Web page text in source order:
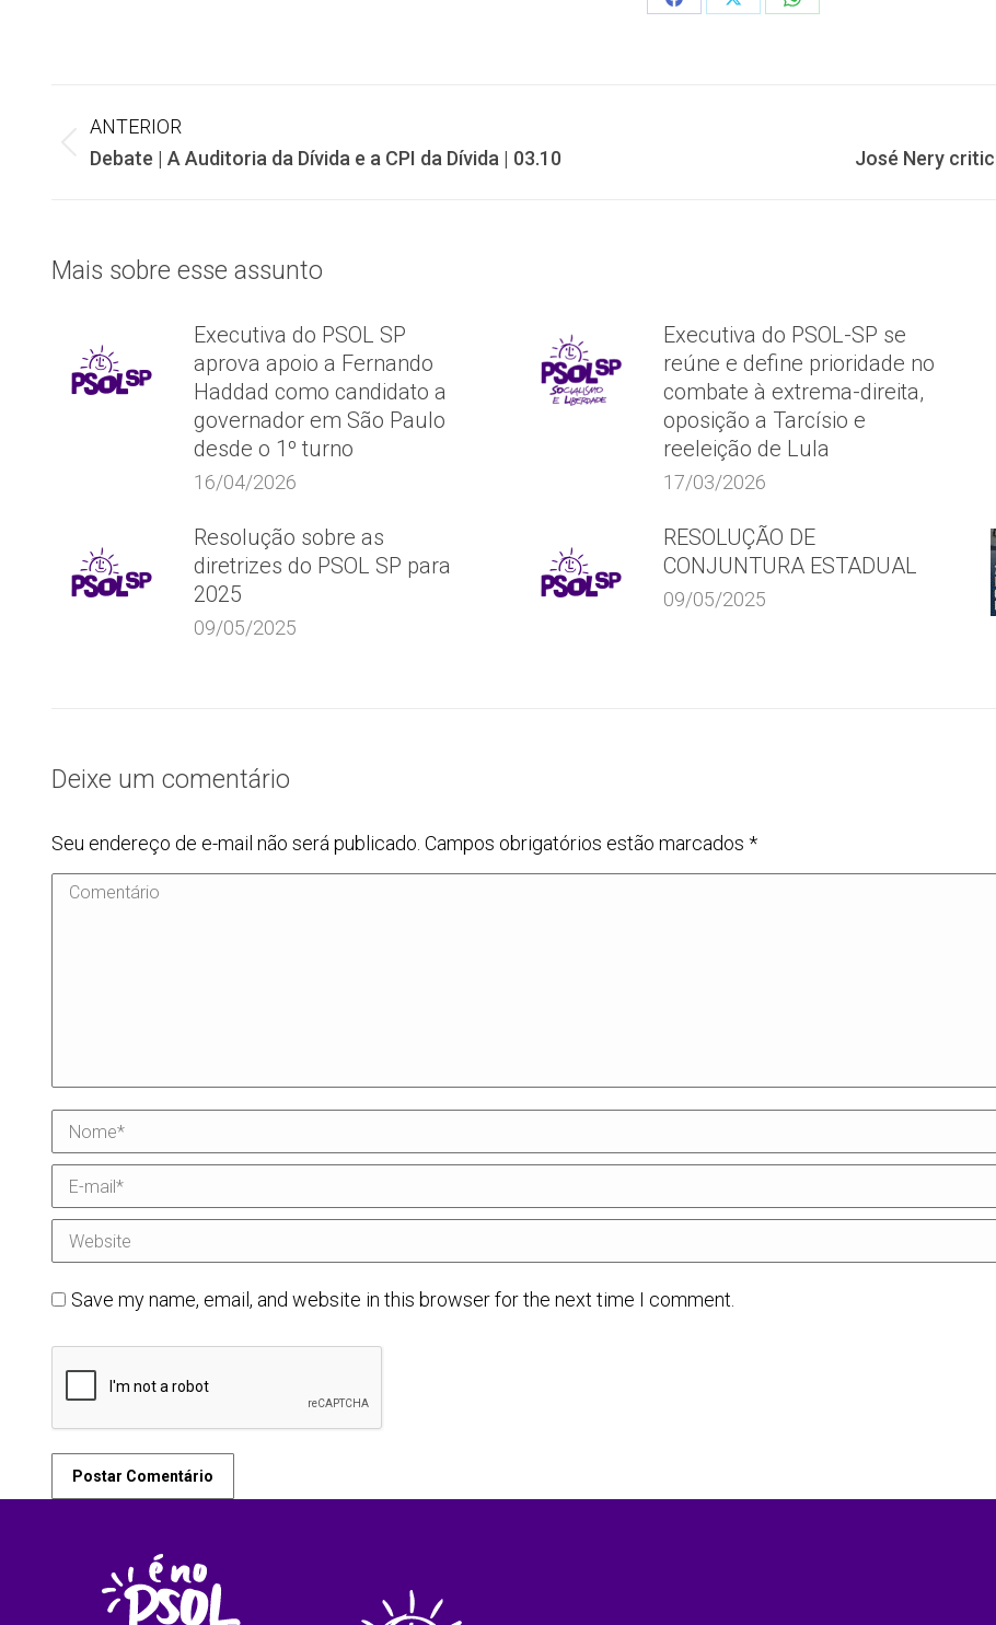
Share
Share
Share
Navegação
de
post:
ANTERIOR
Post
Debate | A Auditoria da Dívida e a CPI da Dívida | 03.10 José Nery
Mais sobre esse assunto
Executiva do PSOL SP
aprova apoio a Fernando
Haddad como candidato a
governador em São Paulo
desde o 1º turno
16/04/2026
Executiva do PSOL-SP se
reúne e define prioridade no
combate à extrema-direita,
oposição a Tarcísio e
reeleição de Lula
17/03/2026
Resolução sobre as
diretrizes do PSOL SP para
2025
09/05/2025
RESOLUÇÃO DE
CONJUNTURA ESTADUAL
09/05/2025
Deixe um comentário
Seu endereço de e-mail não será publicado. Campos obrigatórios estão marcados *
Comentário
Nome *
E-mail *
Website
Save my name, email, and website in this browser for the next time I comment.
Postar Comentário